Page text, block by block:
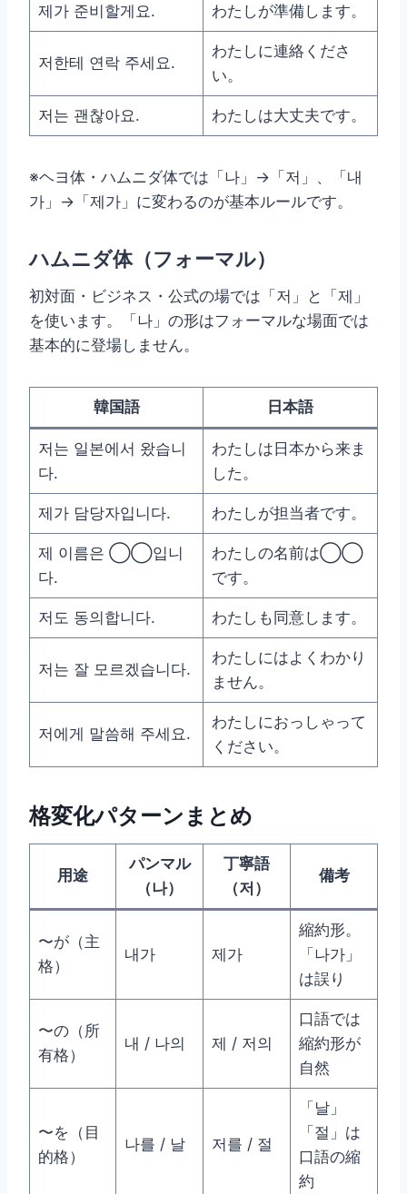
제가 준비할게요. わたしが準備します。
저한테 연락 주세요.
わたしに連絡くださ
い。
저는 괜찮아요. わたしは大丈夫です。
※ヘヨ体・ハムニダ体では「나」→「저」、「내
가」→「제가」に変わるのが基本ルールです。
ハムニダ体（フォーマル）
初対面・ビジネス・公式の場では「저」と「제」
を使います。「나」の形はフォーマルな場面では
基本的に登場しません。
韓国語 日本語
저는 일본에서 왔습니
다.
わたしは日本から来ま
した。
제가 담당자입니다. わたしが担当者です。
제 이름은 ◯◯입니
다.
わたしの名前は◯◯
です。
저도 동의합니다. わたしも同意します。
저는 잘 모르겠습니다.
わたしにはよくわかり
ません。
저에게 말씀해 주세요.
わたしにおっしゃって
ください。
格変化パターンまとめ
用途
パンマル
（나）
丁寧語
（저）
備考
〜が（主
格）
내가 제가
縮約形。
「나가」
は誤り
〜の（所
有格）
내 / 나의 제 / 저의
口語では
縮約形が
自然
〜を（目
的格）
나를 / 날 저를 / 절
「날」
「절」は
口語の縮
約